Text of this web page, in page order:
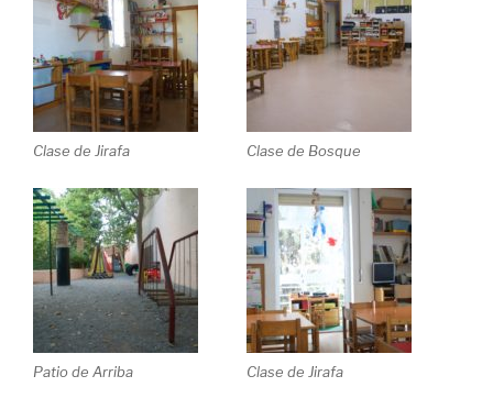
Clase de Jirafa Clase de Bosque
Patio de Arriba Clase de Jirafa